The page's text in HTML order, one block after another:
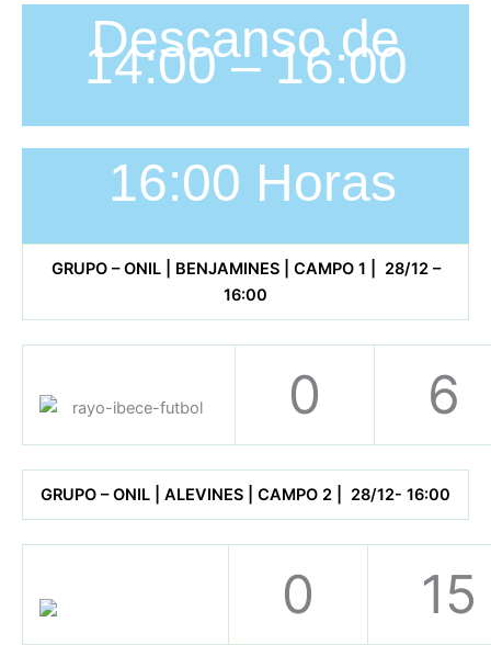
Descanso de
14:00 – 16:00
16:00 Horas
GRUPO – ONIL | BENJAMINES | CAMPO 1 | 28/12 –
16:00
0 6
GRUPO – ONIL | ALEVINES | CAMPO 2 | 28/12- 16:00
0 15